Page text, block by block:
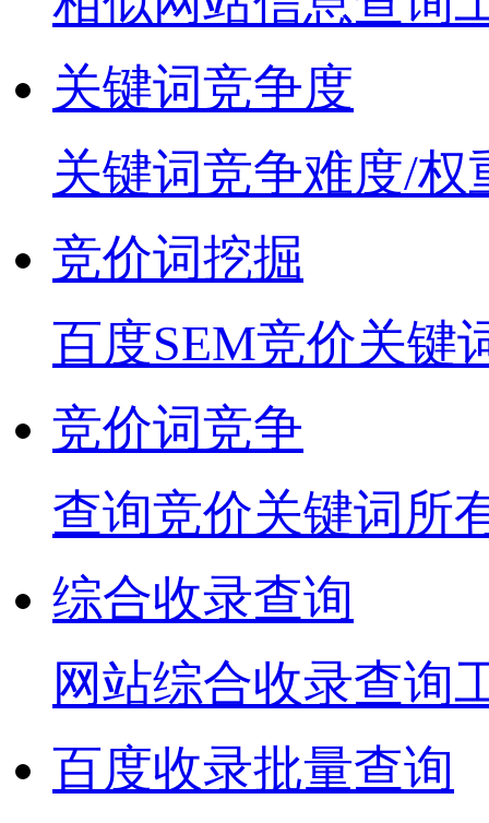
关键词竞争度
关键词竞争难度/权
竞价词挖掘
百度SEM竞价关键
竞价词竞争
查询竞价关键词所
综合收录查询
网站综合收录查询
百度收录批量查询